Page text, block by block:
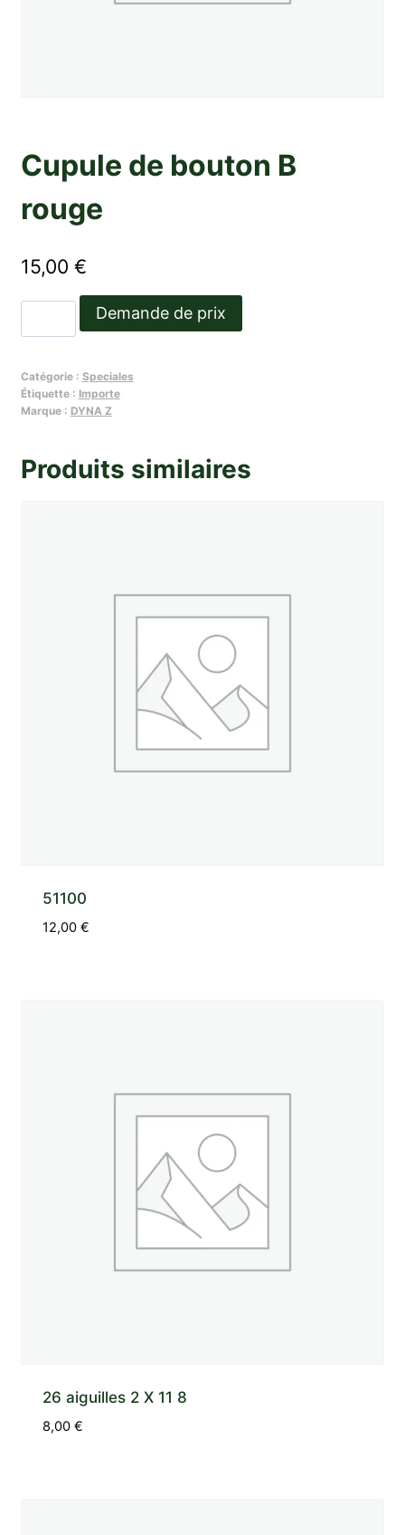
Cupule de bouton B
rouge
15,00 €
de
de
bouton
rouge
Demande de prix
Catégorie : Speciales
Étiquette : Importe
Marque : DYNA Z
Produits similaires
51100
12,00€
26 aiguilles 2 X 11 8
8,00€